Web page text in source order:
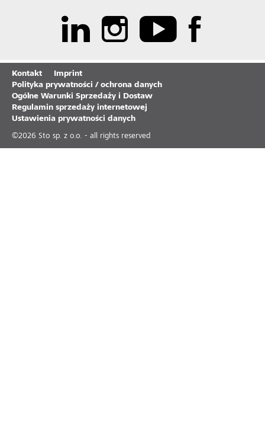
Kontakt
Imprint
Polityka prywatności / ochrona danych
Ogólne Warunki Sprzedaży i Dostaw
Regulamin sprzedaży internetowej
Ustawienia prywatności danych
©2026 Sto sp. z o.o. - all rights reserved